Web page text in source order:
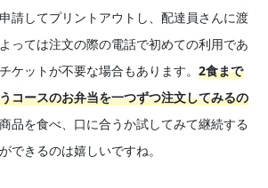
請してプリントアウトし、配達員さんに渡
っては注文の際の電話で初めての利用であ
ケットが不要な場合もあります。 2食まで
コースのお弁当を一つずつ注文してみるの
品を食べ、口に合うか試してみて継続する
できるのは嬉しいですね。